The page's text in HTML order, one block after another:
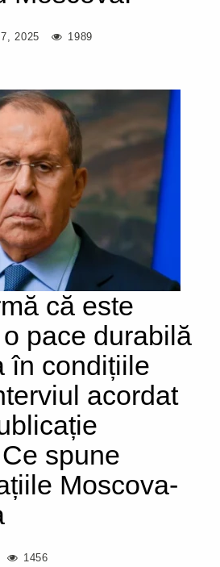
2025 1989
că este
pace durabilă
în condițiile
acordat
spune
Moscova-
1456